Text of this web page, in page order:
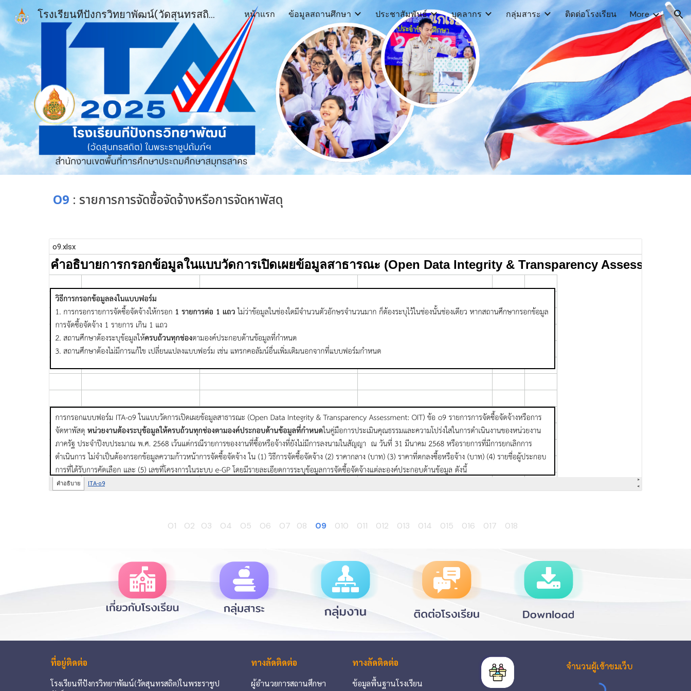
Skip to main content Skip to navigation
โรงเรียนทีปังกรวิทยาพัฒน์(วัดสุนทรสถิต) ในพระราชูปถัมภ์ฯ : : : DPK6 หน้าแรก ข้อมูลสถานศึกษา ประชาสัมพันธ์ บุคลากร กลุ่มสาระ ติดต่อโรงเรียน More
O9 : รายการการจัดซื้อจัดจ้างหรือการจัดหาพัสดุ
O1 O2 O3 O4 O5 O6 O7 08 09 010 011 012 013 014 015 016 017 018
ที่อยู่ติดต่อ
โรงเรียนทีปังกรวิทยาพัฒน์(วัดสุนทรสถิต)ในพระราชูป
ทางลัดติดต่อ
ผู้อำนวยการสถานศึกษา
ทางลัดติดต่อ
ข้อมูลพื้นฐานโรงเรียน
จำนวนผู้เข้าชมเว็บ